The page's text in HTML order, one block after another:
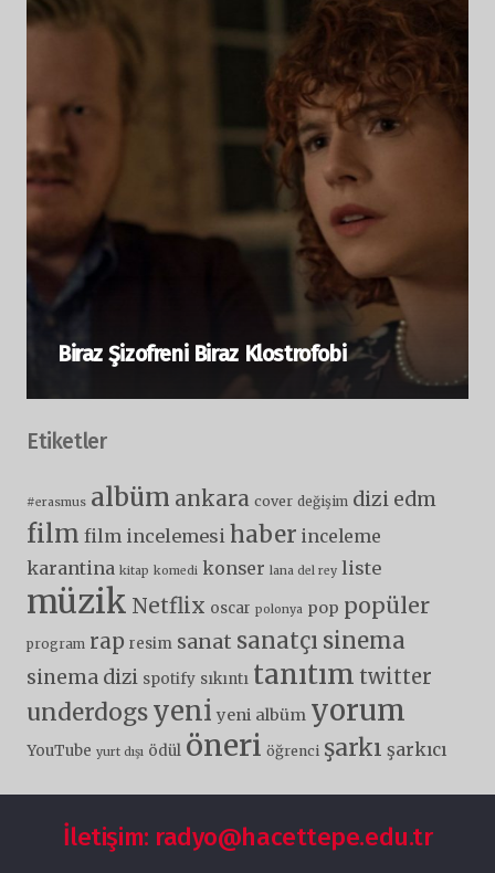
Biraz Şizofreni Biraz Klostrofobi
Etiketler
#erasmus albüm ankara cover değişim dizi edm
film film incelemesi haber inceleme
karantina kitap komedi konser lana del rey liste
müzik Netflix oscar polonya pop popüler
program rap resim sanat sanatçı sinema
sinema dizi spotify sıkıntı tanıtım twitter
underdogsyeni yeni albüm yorum
YouTube yurt dışı ödül öneri öğrenci şarkı şarkıcı
İletişim: radyo@hacettepe.edu.tr